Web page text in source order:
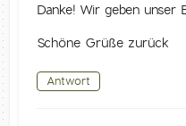
Danke! Wir geben unser
Schöne Grüße zurück
Antwort